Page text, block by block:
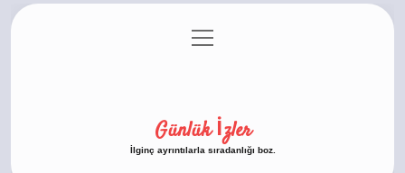
Gizlilik Politikası
menüyü
aç
Günlük İzler
İlginç ayrıntılarla sıradanlığı boz.